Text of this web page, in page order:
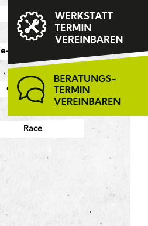
E-Bikes
e-Kompakträder
e-Urbanbikes
Race